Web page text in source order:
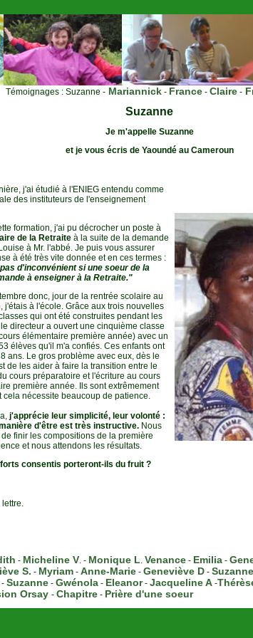
Témoignages : Suzanne -Mariannick- France- Claire-
Suzanne
Je m'appelle Suzanne
et je vous écris de Yaoundé au Cameroun
j'ai étudié à l'ENIEG entendu comme
des instituteurs de l'enseignement
formation, j'ai pu décrocher un poste à
de la Retraite à la suite de la demande
à Mr. l'abbé. Je puis vous assurer
à été très vite donnée et en ces termes :
d'inconvénient si une soeur de la
à enseigner à la Retraite."
donc, jour de la rentrée scolaire au
j'étais à l'école. Grâce aux trois nouvelles
qui ont été construites pendant les
directeur a ouvert une cinquième classe
élémentaire première année) avec un
élèves qu'il m'a confiés. Ces enfants ont
ans. Le gros problème avec eux, dès le
de les aider à faire la transition entre le
cours préparatoire et l'écriture au cours
première année. Ils sont extrêmement
cela nécessite beaucoup de patience.
j'apprécie leur simplicité, leur volonté :
d'être est très instructive.Nous
finir les compositions de la première
et nous attendons les résultats.
consentis porteront-ils du fruit ?
lettre.
- Micheline V. - Monique L. Venance - Emilia -
S. - Myriam - Anne-Marie - Geneviève D - Suzanne
- Suzanne - Gwénola - Eleanor- Jacqueline A -
Orsay - Chapitre - Prière d'une soeur